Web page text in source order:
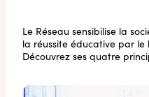
Le Réseau sensibilise la
la réussite éducative par le
Découvrez ses quatre